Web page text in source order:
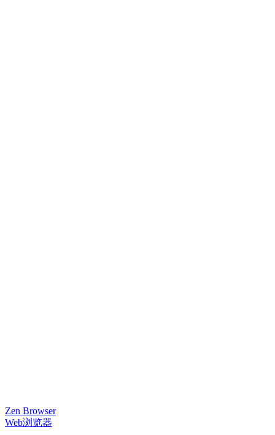
Zen Browser
Web浏览器